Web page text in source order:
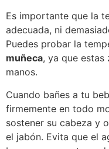
Es importante que la
adecuada, ni
Puedes probar la
muñeca, ya que estas
manos.
Cuando bañes a tu
firmemente en todo
sostener su cabeza y
el jabón. Evita que el